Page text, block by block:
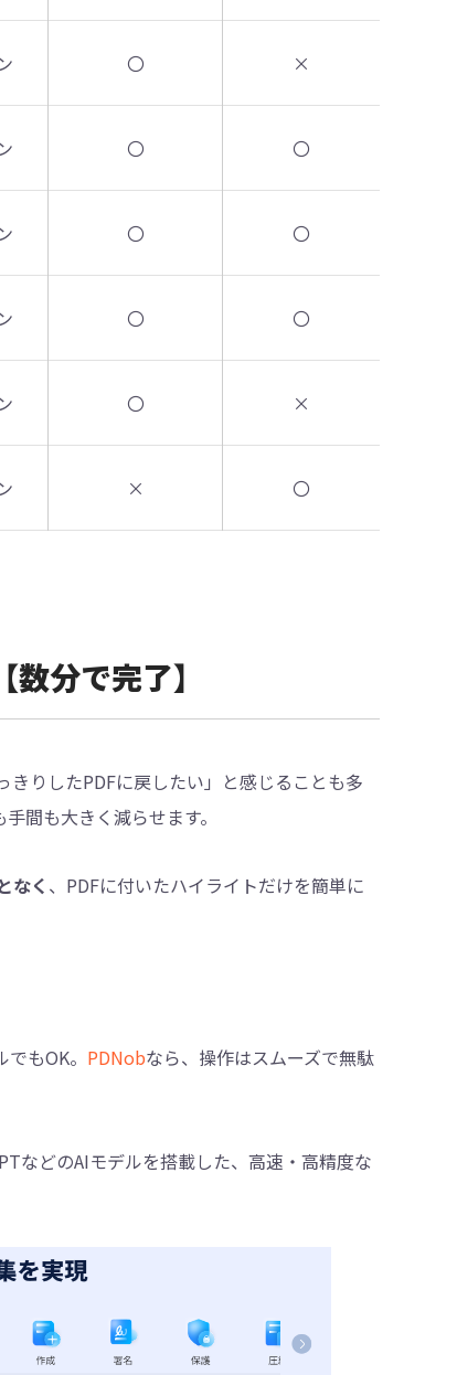
〇 ×
〇 〇
〇 〇
〇 〇
〇 ×
× 〇
分で完了】
りしたPDFに戻したい」と感じることも多
間も大きく減らせます。
なく 、PDFに付いたハイライトだけを簡単に
もOK。 PDNobなら、操作はスムーズで無駄
などのAIモデルを搭載した、高速・高精度な